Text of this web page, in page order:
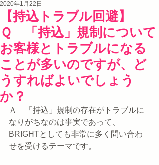
【持込トラブル回避】
Ｑ 「持込」規制について
お客様とトラブルになる
ことが多いのですが、ど
うすればよいでしょう
か？
2020年1月22日
Ａ　「持込」規制の存在がトラブルに
なりがちなのは事実であって、
BRIGHTとしても非常に多く問い合わ
せを受けるテーマです。